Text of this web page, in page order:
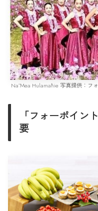
Nā Mea Hulamāhie 写真提供：フ
「フォーポイン
要